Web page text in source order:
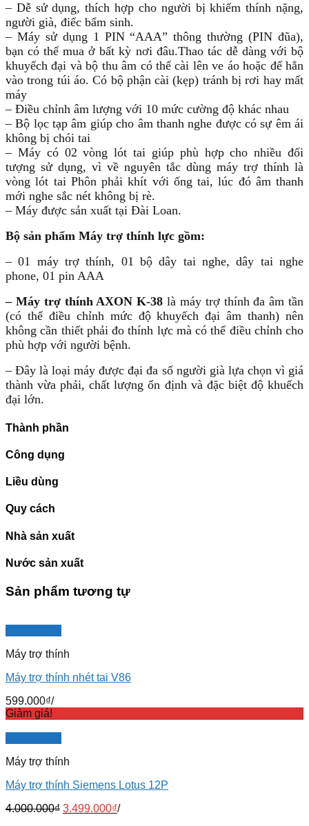
– Dễ sử dụng, thích hợp cho người bị khiếm thính nặng,
người già, điếc bẩm sinh.
– Máy sử dụng 1 PIN “AAA” thông thường (PIN đũa),
bạn có thể mua ở bất kỳ nơi đâu.Thao tác dễ dàng với bộ
khuyếch đại và bộ thu âm có thể cài lên ve áo hoặc để hẳn
vào trong túi áo. Có bộ phận cài (kẹp) tránh bị rơi hay mất
máy
– Điều chỉnh âm lượng với 10 mức cường độ khác nhau
– Bộ lọc tạp âm giúp cho âm thanh nghe được có sự êm ái
không bị chói tai
– Máy có 02 vòng lót tai giúp phù hợp cho nhiều đối
tượng sử dụng, vì về nguyên tắc dùng máy trợ thính là
vòng lót tai Phôn phải khít với ống tai, lúc đó âm thanh
mới nghe sắc nét không bị rè.
– Máy được sản xuất tại Đài Loan.
Bộ sản phẩm Máy trợ thính lực gồm:
– 01 máy trợ thính, 01 bộ dây tai nghe, dây tai nghe
phone, 01 pin AAA
– Máy trợ thính AXON K-38 là máy trợ thính đa âm tần
(có thể điều chỉnh mức độ khuyếch đại âm thanh) nên
không cần thiết phải đo thính lực mà có thể điều chỉnh cho
phù hợp với người bệnh.
– Đây là loại máy được đại đa số người già lựa chọn vì giá
thành vừa phải, chất lượng ổn định và đặc biệt độ khuếch
đại lớn.
Thành phần
Công dụng
Liều dùng
Quy cách
Nhà sản xuất
Nước sản xuất
Sản phẩm tương tự
Máy trợ thính
Máy trợ thính nhét tai V86
599.000₫/
Giảm giá!
Máy trợ thính
Máy trợ thính Siemens Lotus 12P
4.000.000₫ 3.499.000₫/